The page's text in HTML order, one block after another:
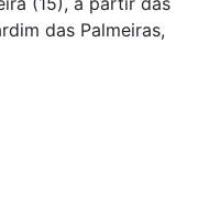
das Palmeiras,